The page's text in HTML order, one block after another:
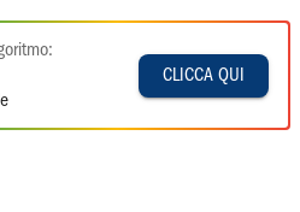
CLICCA QUI